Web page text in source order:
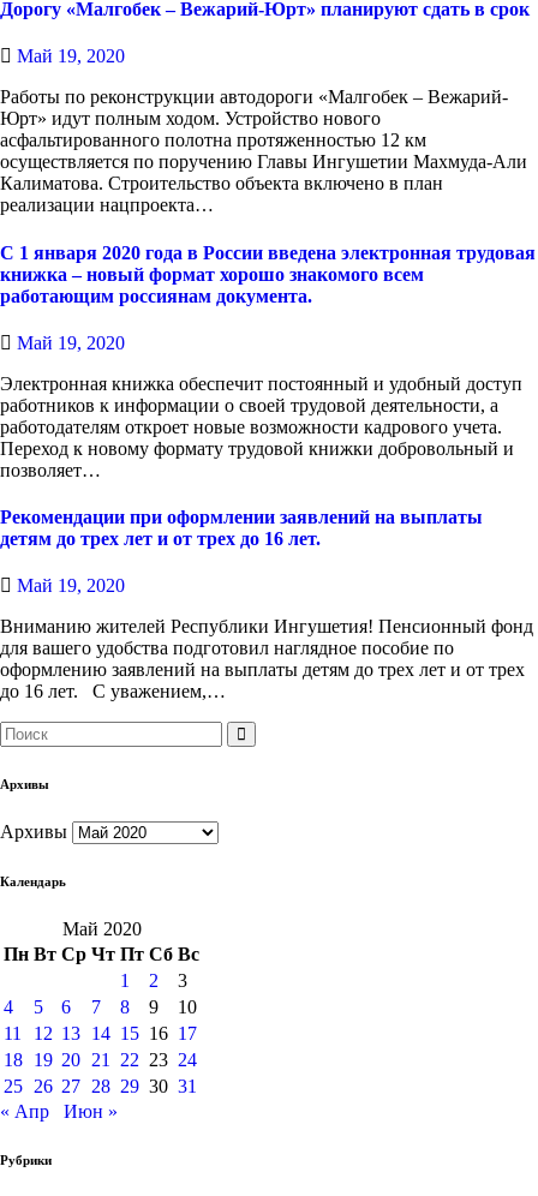
Дорогу «Малгобек – Вежарий-Юрт» планируют сдать в срок
Май 19, 2020
Работы по реконструкции автодороги «Малгобек – Вежарий-
Юрт» идут полным ходом. Устройство нового
асфальтированного полотна протяженностью 12 км
осуществляется по поручению Главы Ингушетии Махмуда-Али
Калиматова. Строительство объекта включено в план
реализации нацпроекта…
С 1 января 2020 года в России введена электронная трудовая
книжка – новый формат хорошо знакомого всем
работающим россиянам документа.
Май 19, 2020
Электронная книжка обеспечит постоянный и удобный доступ
работников к информации о своей трудовой деятельности, а
работодателям откроет новые возможности кадрового учета.
Переход к новому формату трудовой книжки добровольный и
позволяет…
Рекомендации при оформлении заявлений на выплаты
детям до трех лет и от трех до 16 лет.
Май 19, 2020
Вниманию жителей Республики Ингушетия! Пенсионный фонд
для вашего удобства подготовил наглядное пособие по
оформлению заявлений на выплаты детям до трех лет и от трех
до 16 лет. С уважением,…
Архивы
Архивы
Календарь
Май 2020
Пн Вт Ср Чт Пт Сб Вс
1
2
3
4
5 6 7 8 9
10
11
12 13 14 15 16 17
18 19 20 21 22 23 24
25 26 27 28 29 30 31
« Апр
Июн »
Рубрики